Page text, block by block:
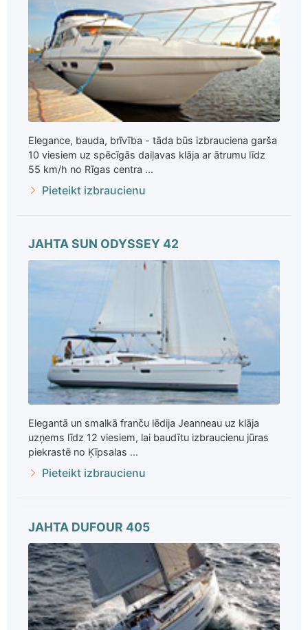
Elegance, bauda, brīvība - tāda būs izbrauciena garša
10 viesiem uz spēcīgās daiļavas klāja ar ātrumu līdz
55 km/h no Rīgas centra ...
Pieteikt izbraucienu
JAHTA SUN ODYSSEY 42
Elegantā un smalkā franču lēdija Jeanneau uz klāja
uzņems līdz 12 viesiem, lai baudītu izbraucienu jūras
piekrastē no Ķīpsalas ...
Pieteikt izbraucienu
JAHTA DUFOUR 405